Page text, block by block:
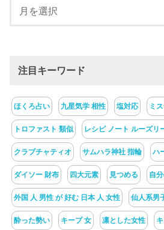
注目キーワード
ほくろ占い 九星気学 相性 塩対応 ミ
トロファスト 類似 レシピ ノート ルーズリ
クラブチャティオ サムハラ神社 指輪 ハ
ダイソー 財布 四大元素 見つめる 自
外国 人 男性 が 好む 日本 人 女性 仙人系男
酔った勢い キープ 女 凛とした女性